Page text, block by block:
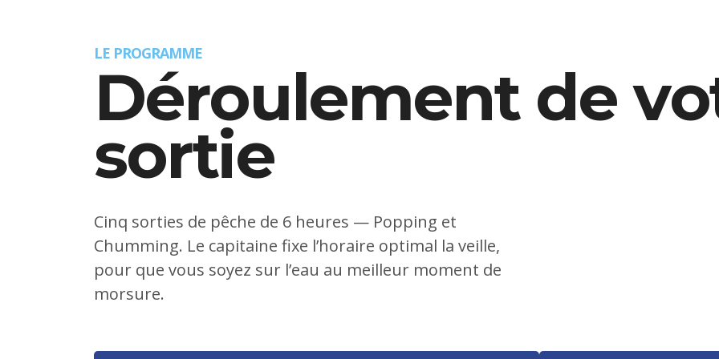
LE PROGRAMME
Déroulement de
sortie
Cinq sorties de pêche de 6 heures — Popping et
Chumming. Le capitaine fixe l’horaire optimal la veille,
pour que vous soyez sur l’eau au meilleur moment de
morsure.